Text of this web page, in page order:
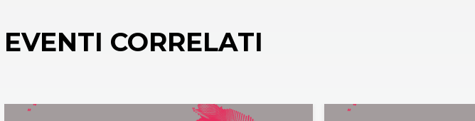
L'evento è stato annullato. È previsto il
Center riceveranno il riaccredito in
EVENTI CORRELATI